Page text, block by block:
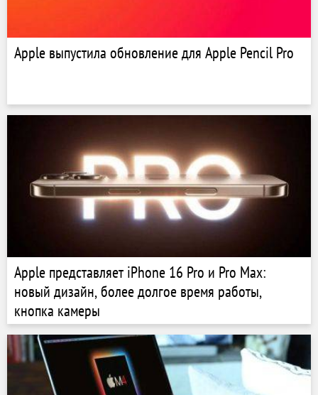
Apple выпустила обновление для Apple Pencil Pro
Apple представляет iPhone 16 Pro и Pro Max:
новый дизайн, более долгое время работы,
кнопка камеры